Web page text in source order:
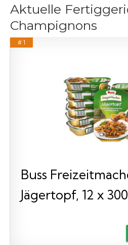
Aktuelle
Champignons
# 1
Buss
Jägertopf, 12 x